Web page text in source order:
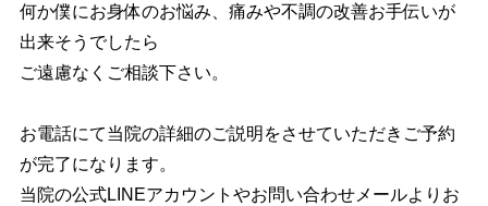
何か僕にお身体のお悩み、痛みや不調の改善お手伝いが
出来そうでしたら
ご遠慮なくご相談下さい。
お電話にて当院の詳細のご説明をさせていただきご予約
が完了になります。
当院の公式LINEアカウントやお問い合わせメールよりお